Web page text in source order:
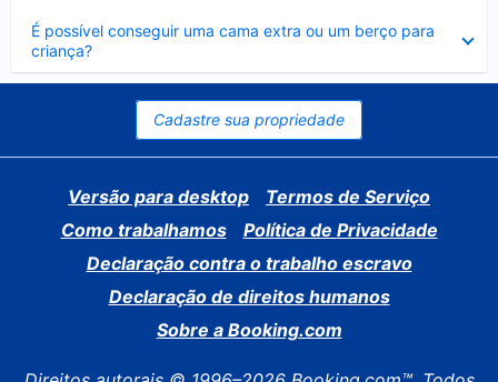
É possível conseguir uma cama extra ou um berço para
criança?
Contraído
Cadastre sua propriedade
Versão para desktop
Termos de Serviço
Como trabalhamos
Política de Privacidade
Declaração contra o trabalho escravo
Declaração de direitos humanos
Sobre a Booking.com